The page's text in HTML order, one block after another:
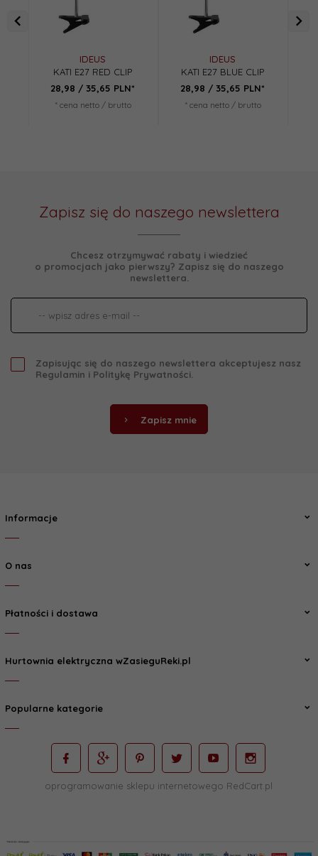
IDEUS
KATI E27 RED CLIP
28,98 / 35,65 PLN*
* cena netto / brutto
IDEUS
KATI E27 BLUE CLIP
28,98 / 35,65 PLN*
* cena netto / brutto
Zapisz się do naszego newslettera
Chcesz otrzymywać rabaty i wiedzieć
o promocjach jako pierwszy? Zapisz się do naszego
newslettera.
Zapisując się do naszego newslettera akceptujesz nasz
Regulamin i Politykę Prywatności
Zapisz mnie
Informacje
O nas
Płatności i dostawa
Hurtownia elektryczna wZasieguReki.pl
Popularne kategorie
oprogramowanie sklepu internetowego RedCart.pl